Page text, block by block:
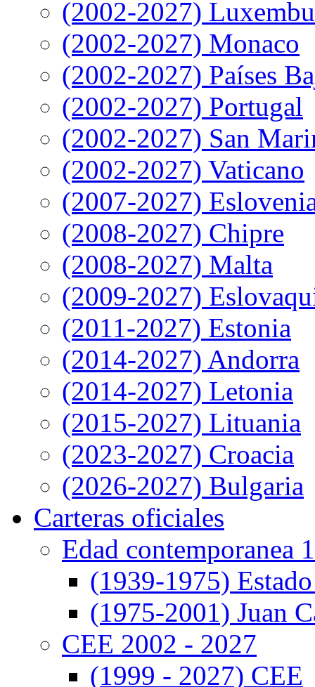
(2002-2027)
(2002-2027) Monaco
(2002-2027) Países
(2002-2027) Portugal
(2002-2027) San
(2002-2027) Vaticano
(2007-2027)
(2008-2027) Chipre
(2008-2027) Malta
(2009-2027)
(2011-2027) Estonia
(2014-2027) Andorra
(2014-2027) Letonia
(2015-2027) Lituania
(2023-2027) Croacia
(2026-2027) Bulgaria
Carteras oficiales
Edad contemporanea
(1939-1975)
(1975-2001) Juan
CEE 2002 - 2027
(1999 - 2027) CEE